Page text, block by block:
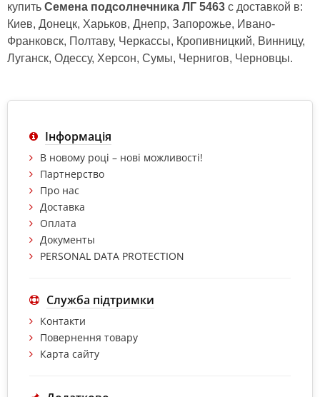
купить Семена подсолнечника ЛГ 5463 с доставкой в:
Киев, Донецк, Харьков, Днепр, Запорожье, Ивано-
Франковск, Полтаву, Черкассы, Кропивницкий, Винницу,
Луганск, Одессу, Херсон, Сумы, Чернигов, Черновцы.
Інформація
В новому році – нові можливості!
Партнерство
Про нас
Доставка
Оплата
Документы
PERSONAL DATA PROTECTION
Служба підтримки
Контакти
Повернення товару
Карта сайту